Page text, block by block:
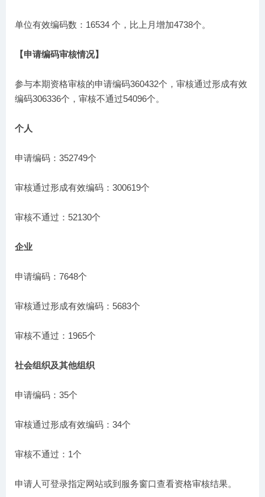
单位有效编码数：16534 个，比上月增加4738个。
【申请编码审核情况】
参与本期资格审核的申请编码360432个，审核通过形成有效
编码306336个，审核不通过54096个。
个人
申请编码：352749个
审核通过形成有效编码：300619个
审核不通过：52130个
企业
申请编码：7648个
审核通过形成有效编码：5683个
审核不通过：1965个
社会组织及其他组织
申请编码：35个
审核通过形成有效编码：34个
审核不通过：1个
申请人可登录指定网站或到服务窗口查看资格审核结果。